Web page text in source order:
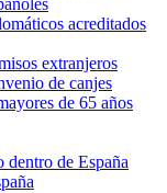
acreditados
extranjeros
de canjes
de 65 años
de España